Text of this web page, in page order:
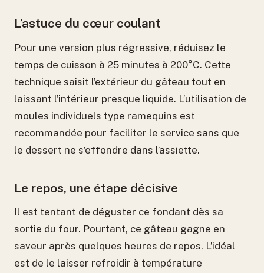
L’astuce du cœur coulant
Pour une version plus régressive, réduisez le
temps de cuisson à 25 minutes à 200°C. Cette
technique saisit l’extérieur du gâteau tout en
laissant l’intérieur presque liquide. L’utilisation de
moules individuels type ramequins est
recommandée pour faciliter le service sans que
le dessert ne s’effondre dans l’assiette.
Le repos, une étape décisive
Il est tentant de déguster ce fondant dès sa
sortie du four. Pourtant, ce gâteau gagne en
saveur après quelques heures de repos. L’idéal
est de le laisser refroidir à température